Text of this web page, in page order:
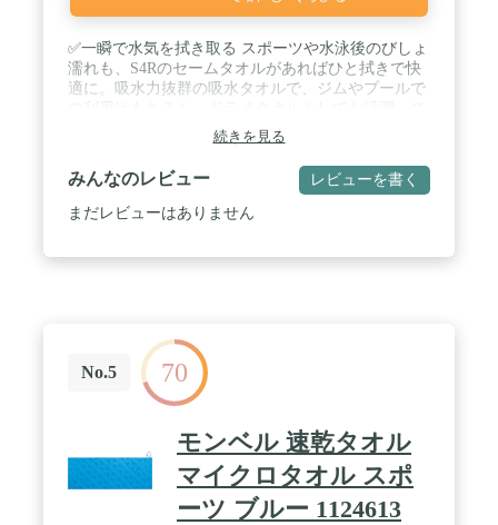
✅一瞬で水気を拭き取る スポーツや水泳後のびしょ
濡れも、S4Rのセームタオルがあればひと拭きで快
適に。吸水力抜群の吸水タオルで、ジムやプールで
イムタオルならではの速乾性で、持ち歩きもラクラ
ク。プール時のタオルを探している方に最適な1
枚。 / ✅驚異の速乾性を体感 一般的なバスタオルに
比べて乾きが速く、何度でも使えるのがセームタオ
ルの魅力。S4Rのスイムタオルは速乾タオルとし
で何役もこなせる万能さ。高性能でありながら手頃
な価格のため、コストパフォーマンスを重視する方
にもおすすめです。 / ✅薄くて軽いのに頼れる バッ
グの中でもかさばらず、持ち運びに便利なこのセー
ムタオル。軽量なのにしっかり吸水し、速乾タオル
としても実力を発揮。旅行先やジム、プール タオル
として最適で、急な水濡れも安心。水泳用のタオル
に迷ったら、迷わずS4Rの吸水タオルを。 / ✅夏の
冷感対策にも S4Rセームタオルは、冷やして使えば
続きを見る
みんなのレビュー レビューを書く
まだレビューはありません
No.5 70
モンベル 速乾タオル
マイクロタオル スポ
ーツ ブルー 1124613